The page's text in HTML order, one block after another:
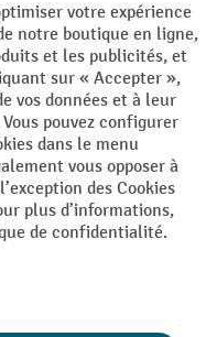
Mentions Légales
de cookies
possible delivery charges,
possible de le combiner